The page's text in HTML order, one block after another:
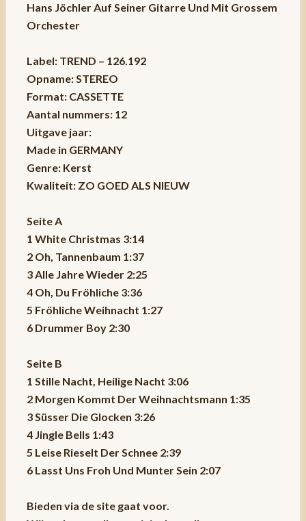
Hans Jöchler Auf Seiner Gitarre Und Mit Grossem
Orchester
Label: TREND – 126.192
Opname: STEREO
Format: CASSETTE
Aantal nummers: 12
Uitgave jaar:
Made in GERMANY
Genre: Kerst
Kwaliteit: ZO GOED ALS NIEUW
Seite A
1 White Christmas 3:14
2 Oh, Tannenbaum 1:37
3 Alle Jahre Wieder 2:25
4 Oh, Du Fröhliche 3:36
5 Fröhliche Weihnacht 1:27
6 Drummer Boy 2:30
Seite B
1 Stille Nacht, Heilige Nacht 3:06
2 Morgen Kommt Der Weihnachtsmann 1:35
3 Süsser Die Glocken 3:26
4 Jingle Bells 1:43
5 Leise Rieselt Der Schnee 2:39
6 Lasst Uns Froh Und Munter Sein 2:07
Bieden via de site gaat voor.